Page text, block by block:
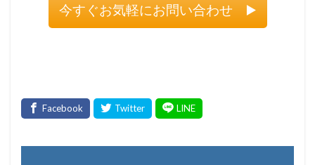
今すぐお気軽にお問い合わせ ▶️